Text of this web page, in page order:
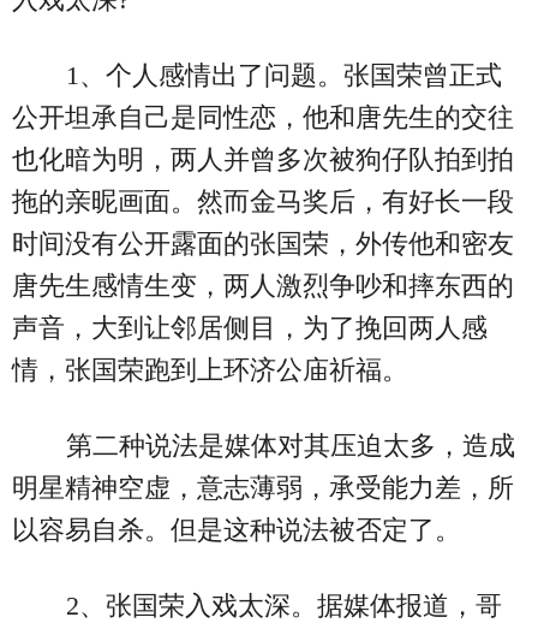
1、个人感情出了问题。张国荣曾正式
公开坦承自己是同性恋，他和唐先生的交往
也化暗为明，两人并曾多次被狗仔队拍到拍
拖的亲昵画面。然而金马奖后，有好长一段
时间没有公开露面的张国荣，外传他和密友
唐先生感情生变，两人激烈争吵和摔东西的
声音，大到让邻居侧目，为了挽回两人感
情，张国荣跑到上环济公庙祈福。
第二种说法是媒体对其压迫太多，造成
明星精神空虚，意志薄弱，承受能力差，所
以容易自杀。但是这种说法被否定了。
2、张国荣入戏太深。据媒体报道，哥